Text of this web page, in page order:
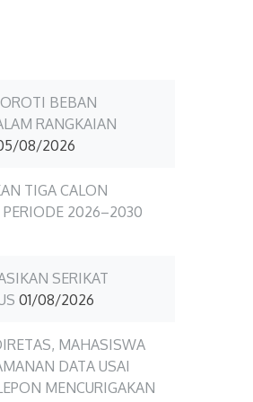
BEBAN
RANGKAIAN
08/2026
TIGA CALON
PERIODE 2026–2030
SERIKAT
01/08/2026
MAHASISWA
DATA USAI
MENCURIGAKAN